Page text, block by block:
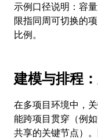
示例口径说明：容
限指同周可切换的
比例。
建模与排程
在多项目环境中，
能跨项目贯穿（例
共享的关键节点）